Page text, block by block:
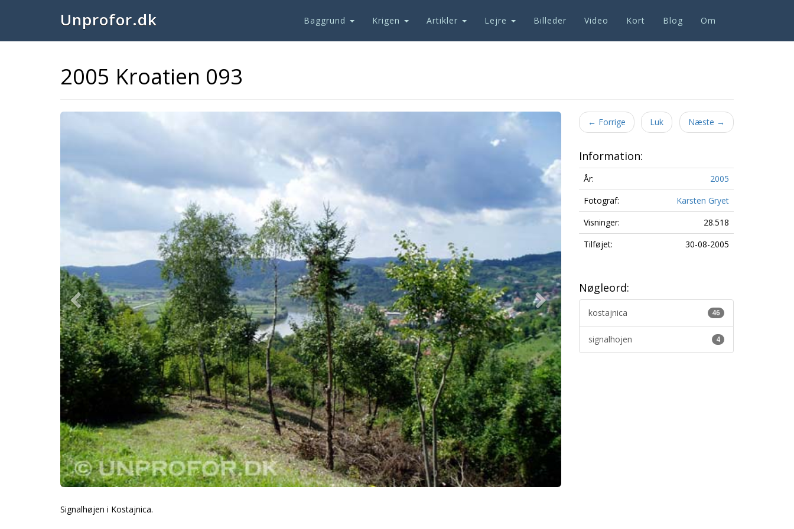
Unprofor.dk Baggrund Krigen Artikler Lejre Billeder Video Kort Blog Om
2005 Kroatien 093
Previous Next
Signalhøjen i Kostajnica.
← Forrige Luk Næste →
Information:
År:
2005
Fotograf:
Karsten Gryet
Visninger:
28.518
Tilføjet:
30-08-2005
Nøgleord:
46
kostajnica
4
signalhojen